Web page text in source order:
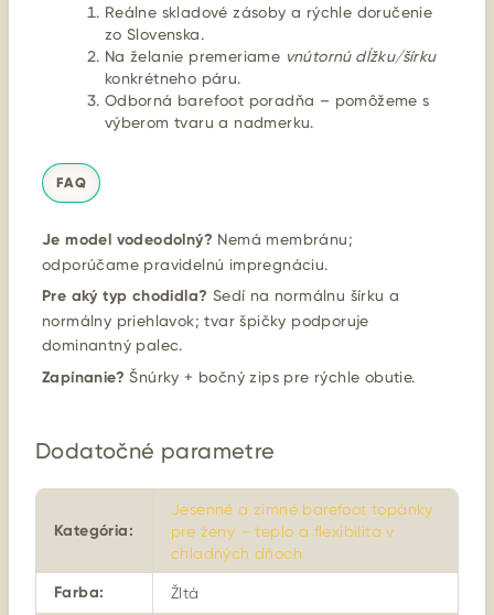
Reálne skladové zásoby a rýchle doručenie
zo Slovenska.
Na želanie premeriame vnútornú dĺžku/šírku
konkrétneho páru.
Odborná barefoot poradňa – pomôžeme s
výberom tvaru a nadmerku.
FAQ
Je model vodeodolný? Nemá membránu;
odporúčame pravidelnú impregnáciu.
Pre aký typ chodidla? Sedí na normálnu šírku a
normálny priehlavok; tvar špičky podporuje
dominantný palec.
Zapínanie? Šnúrky + bočný zips pre rýchle obutie.
Dodatočné parametre
Kategória:
Jesenné a zimné barefoot topánky
pre ženy – teplo a flexibilita v
chladných dňoch
Farba: Žltá